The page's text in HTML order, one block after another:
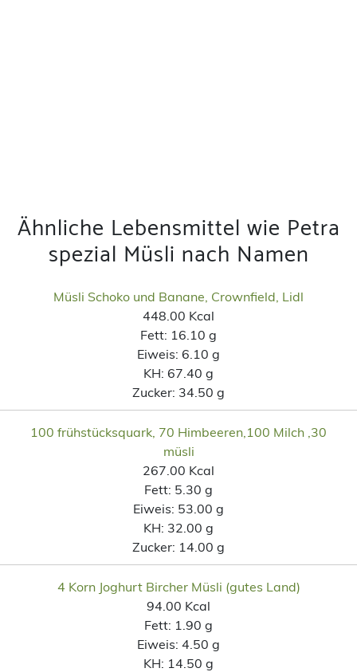
Ähnliche Lebensmittel wie Petra
spezial Müsli nach Namen
Müsli Schoko und Banane, Crownfield, Lidl
448.00 Kcal
Fett: 16.10 g
Eiweis: 6.10 g
KH: 67.40 g
Zucker: 34.50 g
100 frühstücksquark, 70 Himbeeren,100 Milch ,30
müsli
267.00 Kcal
Fett: 5.30 g
Eiweis: 53.00 g
KH: 32.00 g
Zucker: 14.00 g
4 Korn Joghurt Bircher Müsli (gutes Land)
94.00 Kcal
Fett: 1.90 g
Eiweis: 4.50 g
KH: 14.50 g